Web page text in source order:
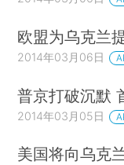
欧盟为乌克兰
2014年03月06日
普京打破沉默
2014年03月05日
美国将向乌克